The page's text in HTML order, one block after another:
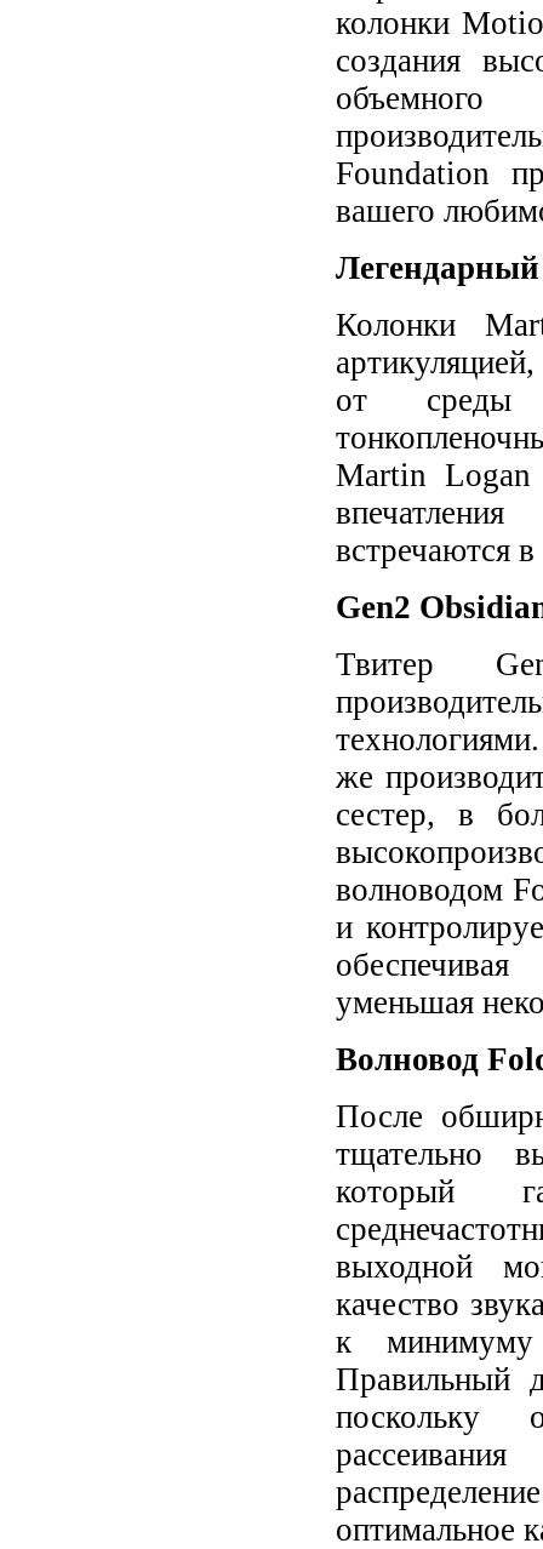
колонки
создания
Foundation
вашего
Колонки
от среды
Martin Logan
встречаются
Gen2
Твитер
же
сестер, в
волноводом
и
уменьшая
Волновод
После
тщательно
который
выходной
качество
к минимуму
Правильный
поскольку
оптимальное